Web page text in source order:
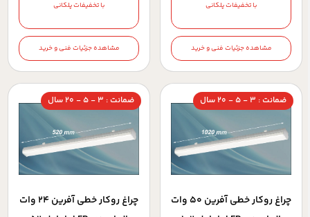
با تخفیفات پلکانی
مشاهده جزئیات فنی و خرید
با تخفیفات پلکانی
مشاهده جزئیات فنی و خرید
ضمانت : 3 - 5 - 20 سال
چراغ روکار خطي آفرين 50 وات
ضمانت : 3 - 5 - 20 سال
چراغ روکار خطی آفرین 24 وات